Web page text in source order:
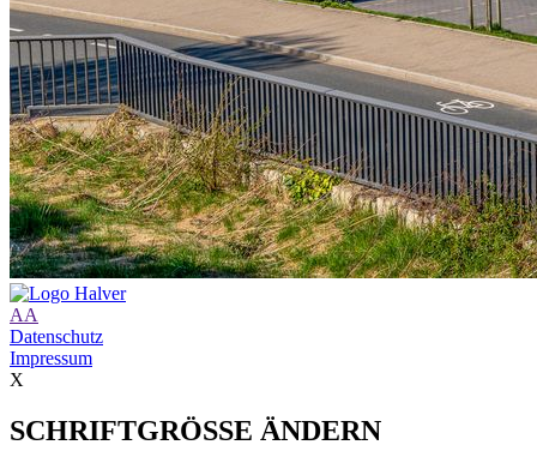
AA
Datenschutz
Impressum
X
SCHRIFTGRÖSSE ÄNDERN